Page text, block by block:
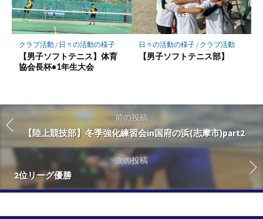
クラブ活動/ 日々の活動の様子
【男子ソフトテニス】体育
協会長杯•1年生大会
日々の活動の様子/ クラブ活動
【男子ソフトテニス部】
前の投稿
【陸上競技部】冬季強化練習会in国府の浜(志摩市)part2
次の投稿
2位リーグ優勝